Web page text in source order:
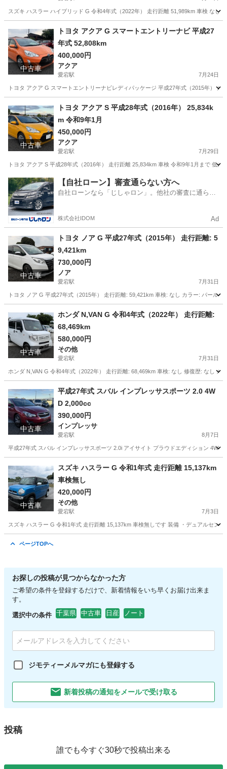
スズキ ハスラー ハイブリッド G 令和4年式（2022年） 走行距離 51,989km 車検 な
愛宕駅 ハスラー
中古車
トヨタ アクア G スマートエントリーナビ 平成27
年式 52,808km
400,000円
アクア
愛宕駅 7月24日
トヨタ アクア G スマートエントリーナビレディパッケージ 平成27年式（2015年）
愛宕駅 走行距離
中古車
トヨタ アクア S 平成28年式（2016年） 25,834k
m 令和9年1月
450,000円
アクア
愛宕駅 7月29日
トヨタ アクア S 平成28年式（2016年） 走行距離 25,834km 車検 令和9年1月まで 低
千葉 野田市 愛宕駅 アクア 走行距離
【自社ローン】審査通らない方へ
自社ローンなら「じしゃロン」。他社の審査に通らな
株式会社IDOM Ad
中古車
トヨタ ノア G 平成27年式（2015年） 走行距離: 5
9,421km
730,000円
ノア
愛宕駅 7月31日
トヨタ ノア G 平成27年式（2015年） 走行距離: 59,421km 車検: なし カラー: パール
愛宕駅 走行距離
中古車
ホンダ N,VAN G 令和4年式（2022年） 走行距離:
68,469km
580,000円
その他
愛宕駅 7月31日
ホンダ N,VAN G 令和4年式（2022年） 走行距離: 68,469km 車検: なし 修復歴: なし
愛宕駅 その他 VAN
中古車
平成27年式 スバル インプレッサスポーツ 2.0 4W
D 2,000cc
390,000円
インプレッサ
愛宕駅 8月7日
平成27年式 スバル インプレッサスポーツ 2.0i アイサイト プラウドエディション
愛宕駅 インプレッサ
中古車
スズキ ハスラー G 令和1年式 走行距離 15,137km
車検無し
420,000円
その他
愛宕駅 7月3日
スズキ ハスラー G 令和1年式 走行距離 15,137km 車検無しです 装備 ・デュアルセン
ページTOPへ
お探しの投稿が見つからなかった方
ご希望の条件を登録するだけで、新着情報をいち早くお届け出来ま
す。
選択中の条件 千葉県 中古車 日産 ノート
ジモティーメルマガにも登録する
新着投稿の通知をメールで受け取る
投稿
誰でも今すぐ30秒で投稿出来る